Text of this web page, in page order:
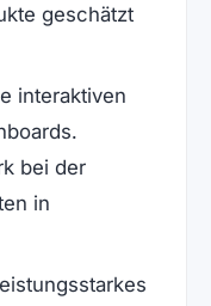
geschätzt
interaktiven
bei der
in